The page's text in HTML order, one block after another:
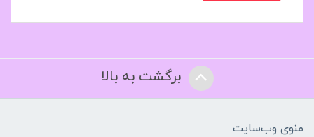
برگشت به بالا
منوی وب‌سایت